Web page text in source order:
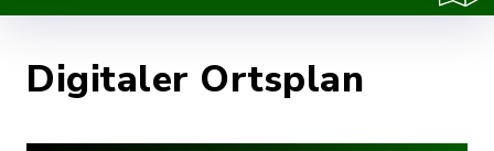
Digitaler Ortsplan